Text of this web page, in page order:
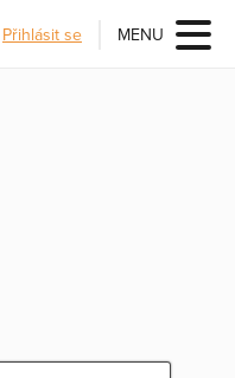
Přihlásit se MENU